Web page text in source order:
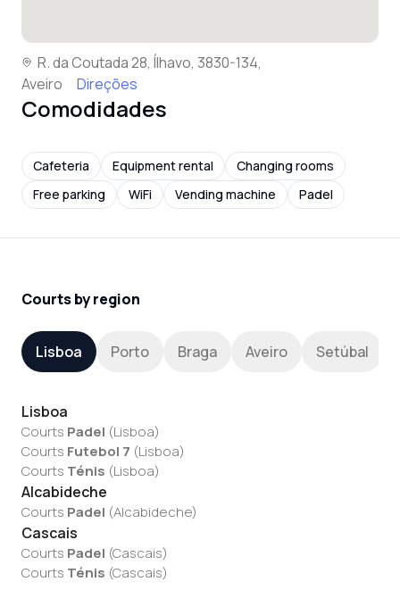
R. da Coutada 28, Ílhavo, 3830-134,
Aveiro
Direções
Comodidades
Cafeteria Equipment rental
Changing rooms
Free parking
WiFi Vending machine Padel
Courts by region
Lisboa Porto Braga Aveiro Setúbal
Lisboa
Courts Padel (Lisboa)
Courts Futebol 7 (Lisboa)
Courts Ténis (Lisboa)
Alcabideche
Courts Padel (Alcabideche)
Cascais
Courts Padel (Cascais)
Courts Ténis (Cascais)